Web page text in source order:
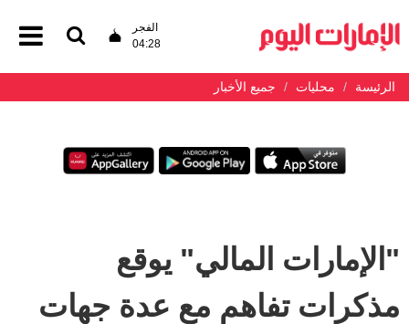
الفجر
04:28
الرئيسة محليات جميع الأخبار
"الإمارات المالي" يوقع
مذكرات تفاهم مع عدة جهات